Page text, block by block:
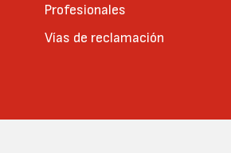
Profesionales
Vías de reclamación